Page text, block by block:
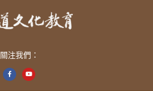
關注我們：